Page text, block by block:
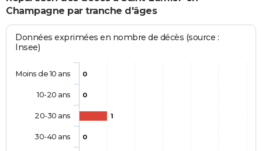
Champagne par tranche d'âges
Données exprimées en nombre de décès (source :
Insee)
0
0
1
0
Moins de 10 ans
10-20 ans
20-30 ans
30-40 ans